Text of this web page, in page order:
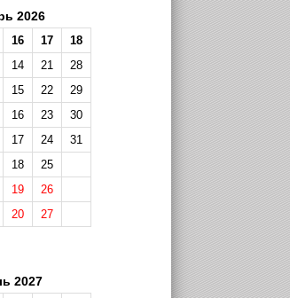
2026
16 17
18
14 21
28
15 22
29
16 23
30
17 24
31
18
25
19
26
20 27
2027